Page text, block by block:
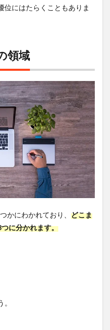
位にはたらくこともありま
領域
かにわかれており、 どこま
に分かれます。